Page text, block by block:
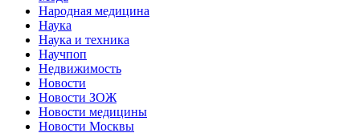
Народная медицина
Наука
Наука и техника
Научпоп
Недвижимость
Новости
Новости ЗОЖ
Новости медицины
Новости Москвы